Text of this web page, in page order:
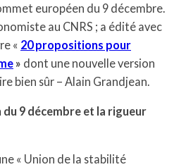
européen du 9 décembre.
au CNRS ; a édité avec
« 20 propositions pour
» dont une nouvelle version
bien sûr – Alain Grandjean.
9 décembre et la rigueur
« Union de la stabilité